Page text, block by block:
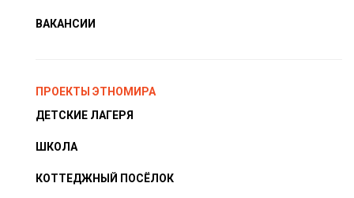
ВАКАНСИИ
ПРОЕКТЫ ЭТНОМИРА
ДЕТСКИЕ ЛАГЕРЯ
ШКОЛА
КОТТЕДЖНЫЙ ПОСЁЛОК